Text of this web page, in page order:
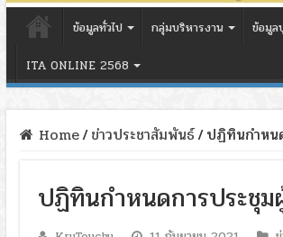
ข้อมูลทั่วไป กลุ่มบริหารงาน ข้อมูล
ITA ONLINE 2568
Home/ข่าวประชาสัมพันธ์/ปฏิทินกำหน
ปฏิทินกำหนดการประชุม